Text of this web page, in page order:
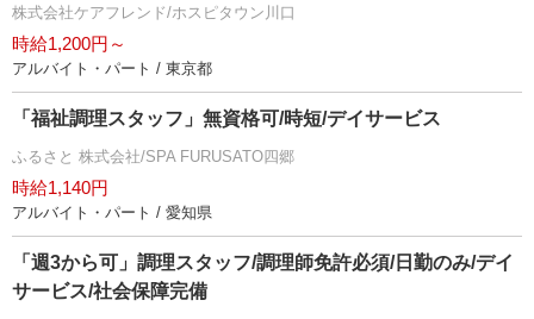
株式会社ケアフレンド/ホスピタウン川口
時給1,200円～
アルバイト・パート / 東京都
「福祉調理スタッフ」無資格可/時短/デイサービス
ふるさと 株式会社/SPA FURUSATO四郷
時給1,140円
アルバイト・パート / 愛知県
「週3から可」調理スタッフ/調理師免許必須/日勤のみ/デイ
サービス/社会保障完備